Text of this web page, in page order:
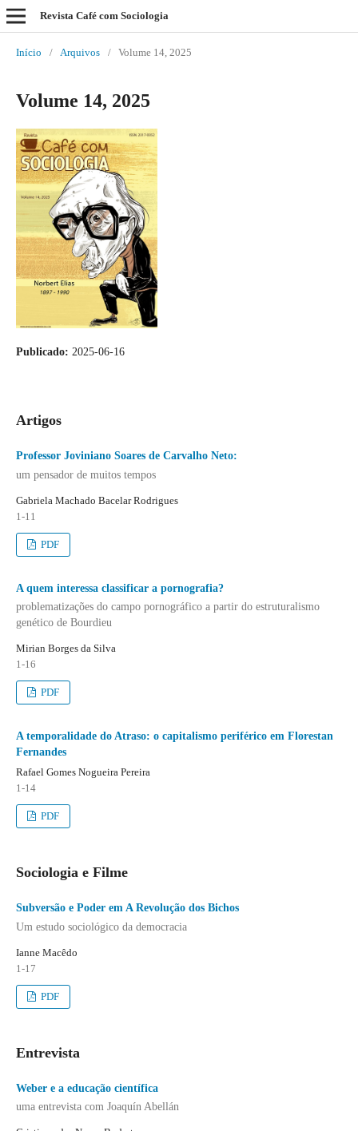
Revista Café com Sociologia
Início / Arquivos / Volume 14, 2025
Volume 14, 2025
Publicado: 2025-06-16
Artigos
Professor Joviniano Soares de Carvalho Neto:
um pensador de muitos tempos
Gabriela Machado Bacelar Rodrigues
1-11
PDF
A quem interessa classificar a pornografia?
problematizações do campo pornográfico a partir do estruturalismo
genético de Bourdieu
Mirian Borges da Silva
1-16
PDF
A temporalidade do Atraso: o capitalismo periférico em Florestan
Fernandes
Rafael Gomes Nogueira Pereira
1-14
PDF
Sociologia e Filme
Subversão e Poder em A Revolução dos Bichos
Um estudo sociológico da democracia
Ianne Macêdo
1-17
PDF
Entrevista
Weber e a educação científica
uma entrevista com Joaquín Abellán